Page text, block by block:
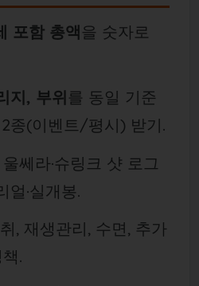
포함 총액을 숫자로
지, 부위 를 동일 기준
종(이벤트/평시) 받기.
울쎄라·슈링크 샷 로그
·실개봉.
, 재생관리, 수면, 추가
.